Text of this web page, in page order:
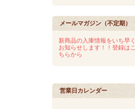
メールマガジン（不定期）
新商品の入庫情報をいち早く
お知らせします！！登録はこ
ちらから
営業日カレンダー